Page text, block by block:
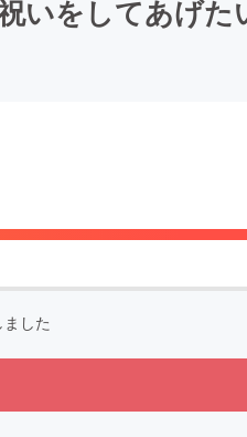
いをしてあげた
した